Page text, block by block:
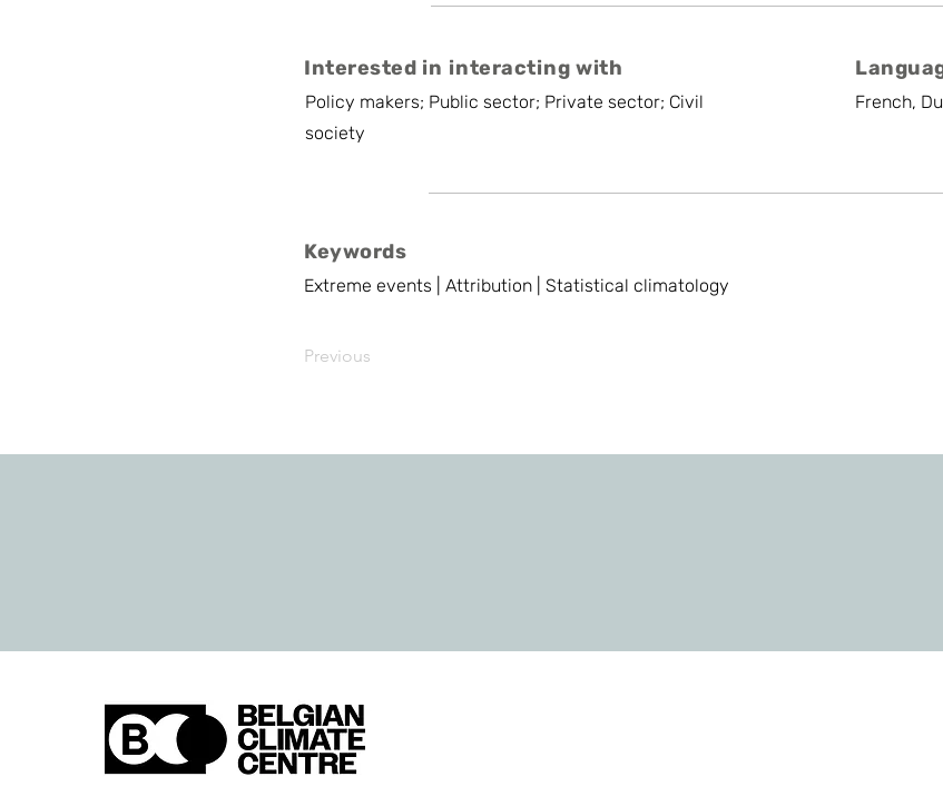
Interested in interacting with
Policy makers; Public sector; Private sector; Civil
society
French,
Keywords
Extreme events | Attribution | Statistical climatology
Previous